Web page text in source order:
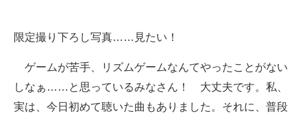
限定撮り下ろし写真……見たい！
ゲームが苦手、リズムゲームなんてやったことがない
しなぁ……と思っているみなさん！ 大丈夫です。私、
実は、今日初めて聴いた曲もありました。それに、普段